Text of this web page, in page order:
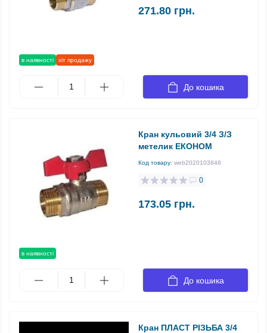
в наявності хіт продажу
271.80 грн.
До кошика
в наявності
Кран кульовий 3/4 З/З
метелик ЕКОНОМ
Код товару: web2020103846
0
173.05 грн.
До кошика
Кран ПЛАСТ РІЗЬБА 3/4